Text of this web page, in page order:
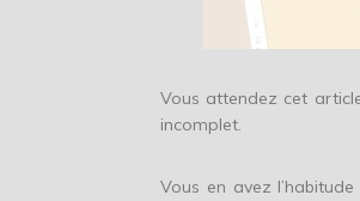
Vous attendez cet
incomplet.
Vous en avez